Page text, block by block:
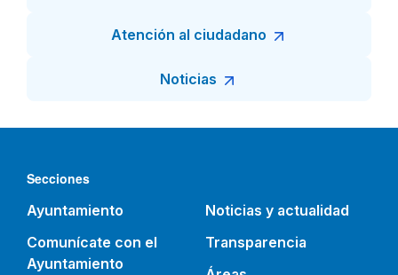
Atención al ciudadano
Noticias
Secciones
Ayuntamiento
Comunícate con el
Ayuntamiento
Noticias y actualidad
Transparencia